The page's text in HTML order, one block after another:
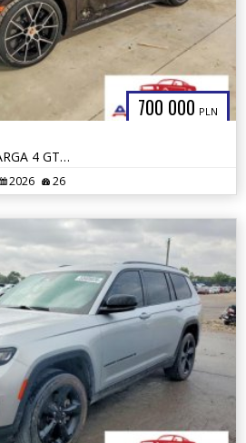
700 000 PLN
2026r., PORSCHE 911 TARGA 4 GTS, 3.6L, od ubezpieczalni
2026 26